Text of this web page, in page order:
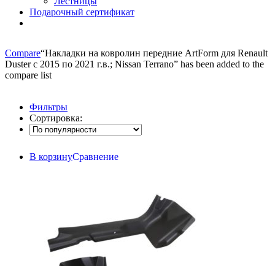
Подарочный сертификат
Compare“Накладки на ковролин передние ArtForm для Renault
Duster с 2015 по 2021 г.в.; Nissan Terrano” has been added to the
compare list
Фильтры
Сортировка:
В корзинуСравнение